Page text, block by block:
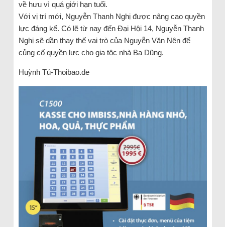
về hưu vì quá giới hạn tuổi.
Với vị trí mới, Nguyễn Thanh Nghị được nâng cao quyền
lực đáng kể. Có lẽ từ nay đến Đại Hội 14, Nguyễn Thanh
Nghị sẽ dần thay thế vai trò của Nguyễn Văn Nên để
củng cố quyền lực cho gia tộc nhà Ba Dũng.
Huỳnh Tú-Thoibao.de